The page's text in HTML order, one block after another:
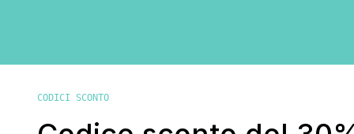
CODICI SCONTO